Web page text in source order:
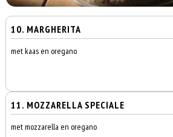
10. MARGHERITA
met kaas en oregano
11. MOZZARELLA SPECIALE
met mozzarella en oregano